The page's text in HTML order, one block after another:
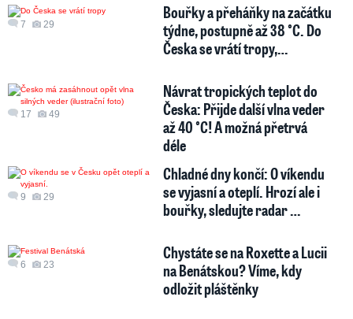
7 29
Bouřky a přeháňky na začátku
týdne, postupně až 38 °C. Do
Česka se vrátí tropy,…
17 49
Návrat tropických teplot do
Česka: Přijde další vlna veder
až 40 °C! A možná přetrvá
déle
9 29
Chladné dny končí: O víkendu
se vyjasní a oteplí. Hrozí ale i
bouřky, sledujte radar …
6 23
Chystáte se na Roxette a Lucii
na Benátskou? Víme, kdy
odložit pláštěnky